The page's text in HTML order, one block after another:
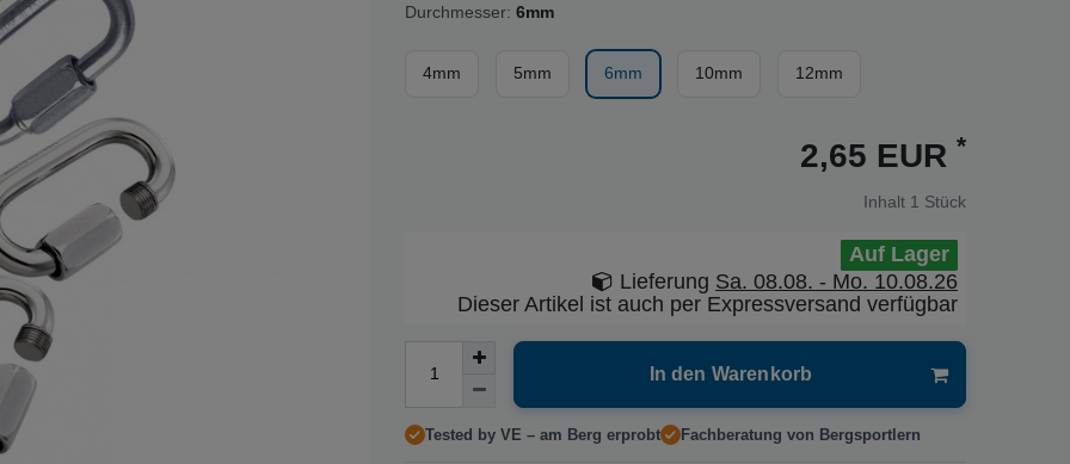
Durchmesser: 6mm
4mm 5mm 6mm 10mm 12mm
2,65 EUR *
Inhalt 1 Stück
Auf Lager
Lieferung Sa. 08.08. - Mo. 10.08.26
Dieser Artikel ist auch per Expressversand verfügbar
In den Warenkorb
Tested by VE – am Berg erprobt Fachberatung von Bergsportlern